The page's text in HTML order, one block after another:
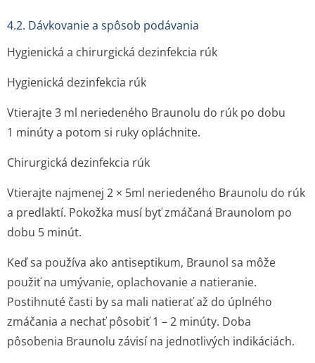
4.2. Dávkovanie a spôsob podávania
Hygienická a chirurgická dezinfekcia rúk
Hygienická dezinfekcia rúk
Vtierajte 3 ml neriedeného Braunolu do rúk po dobu
1 minúty a potom si ruky opláchnite.
Chirurgická dezinfekcia rúk
Vtierajte najmenej 2 × 5ml neriedeného Braunolu do rúk
a predlaktí. Pokožka musí byť zmáčaná Braunolom po
dobu 5 minút.
Keď sa používa ako antiseptikum, Braunol sa môže
použiť na umývanie, oplachovanie a natieranie.
Postihnuté časti by sa mali natierať až do úplného
zmáčania a nechať pôsobiť 1 – 2 minúty. Doba
pôsobenia Braunolu závisí na jednotlivých indikáciách.